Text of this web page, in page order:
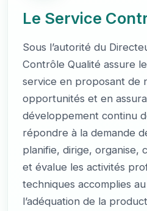
Le Service
Sous l’autorité du
Contrôle Qualité assure
service en proposant de
opportunités et en
développement continu
répondre à la demande
planifie, dirige, organise,
et évalue les activités
techniques accomplies
l’adéquation de la